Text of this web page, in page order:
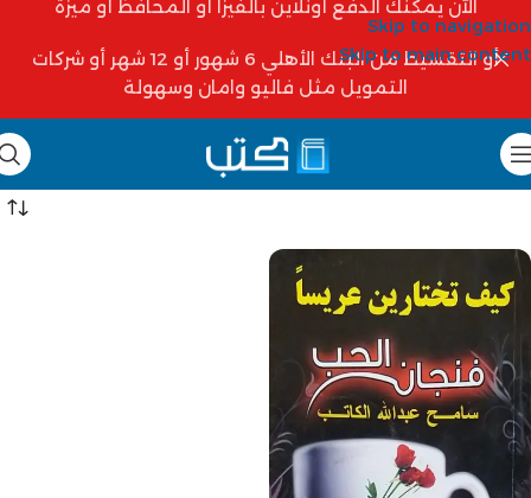
Skip to navigation
Skip to main content
الآن يمكنك الدفع أونلاين بالفيزا أو المحافظ أو ميزة
أو التقسيط من البنك الأهلي 6 شهور أو 12 شهر أو شركات
التمويل مثل فاليو وامان وسهولة